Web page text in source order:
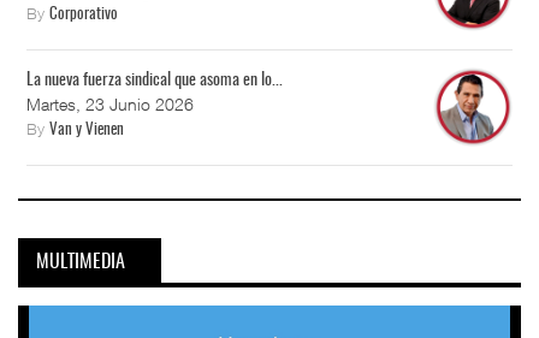
By Corporativo
La nueva fuerza sindical que asoma en lo...
Martes, 23 Junio 2026
By Van y Vienen
MULTIMEDIA